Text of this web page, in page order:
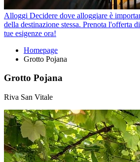
Alloggi Decidere dove alloggiare è
della destinazione stessa. Prenota l'offerta
tue esigenze ora!
Homepage
Grotto Pojana
Grotto Pojana
Riva San Vitale